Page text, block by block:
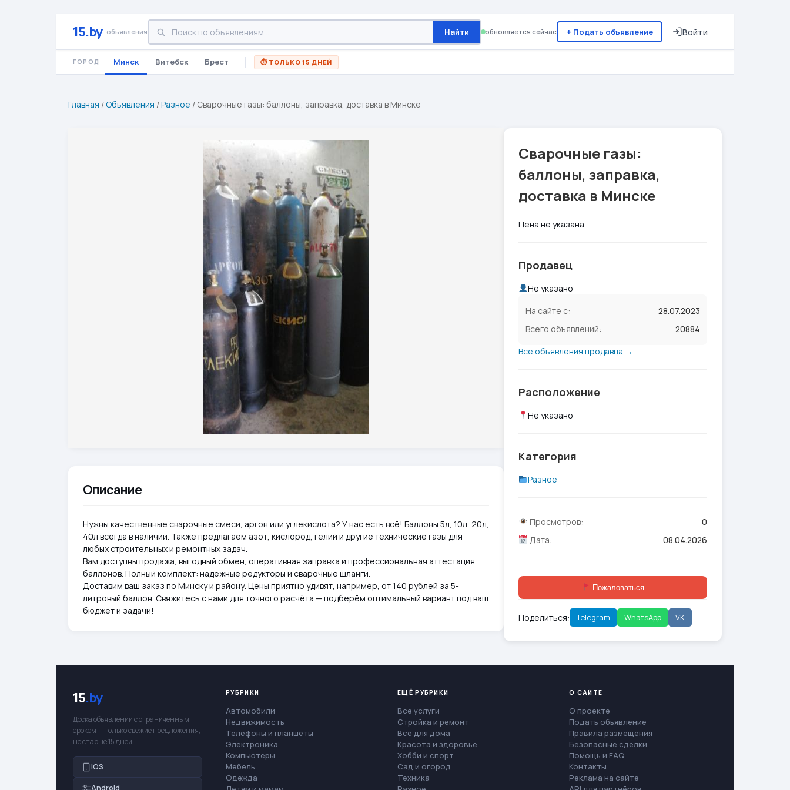
15.by объявления Найти обновляется сейчас + Подать объявление Войти
ГОРОД Минск Витебск Брест ⏱ ТОЛЬКО 15 ДНЕЙ
Главная /Объявления /Разное / Сварочные газы: баллоны, заправка, доставка в Минске
Описание
Нужны качественные сварочные смеси, аргон или углекислота? У нас есть всё! Баллоны 5л, 10л, 20л,
40л всегда в наличии. Также предлагаем азот, кислород, гелий и другие технические газы для
любых строительных и ремонтных задач.
Вам доступны продажа, выгодный обмен, оперативная заправка и профессиональная аттестация
баллонов. Полный комплект: надёжные редукторы и сварочные шланги.
Доставим ваш заказ по Минску и району. Цены приятно удивят, например, от 140 рублей за 5-
литровый баллон. Свяжитесь с нами для точного расчёта — подберём оптимальный вариант под ваш
бюджет и задачи!
Сварочные газы:
баллоны, заправка,
доставка в Минске
Цена не указана
Продавец
Не указано
На сайте с:
28.07.2023
Всего объявлений:
20884
Все объявления продавца →
Расположение
Не указано
Категория
Разное
Просмотров:
0
Дата:
08.04.2026
Пожаловаться
Поделиться: Telegram WhatsApp VK
15.by
Доска объявлений с ограниченным
сроком — только свежие предложения,
не старше 15 дней.
iOS
Android
РУБРИКИ
Автомобили
Недвижимость
Телефоны и планшеты
Электроника
Компьютеры
Мебель
Одежда
ЕЩЁ РУБРИКИ
Все услуги
Стройка и ремонт
Все для дома
Красота и здоровье
Хобби и спорт
Сад и огород
Техника
О САЙТЕ
О проекте
Подать объявление
Правила размещения
Безопасные сделки
Помощь и FAQ
Контакты
Реклама на сайте